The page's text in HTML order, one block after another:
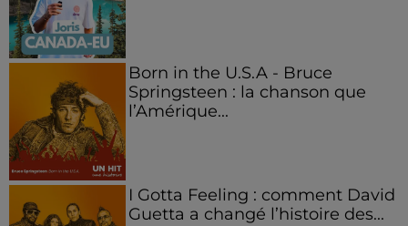
Born in the U.S.A - Bruce
Springsteen : la chanson que
l’Amérique...
I Gotta Feeling : comment David
Guetta a changé l’histoire des...